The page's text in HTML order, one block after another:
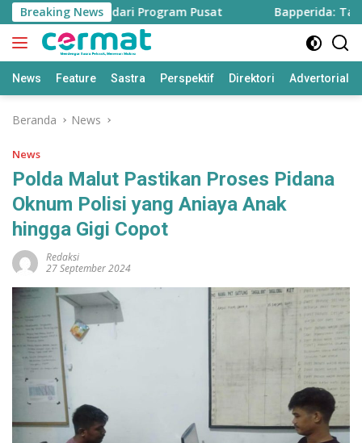
Langsung
ke
konten
Breaking News
Sawah dari Program Pusat Bapperida:
News Feature Sastra Perspektif Direktori Advertorial
Beranda News
News
Polda Malut Pastikan Proses Pidana
Oknum Polisi yang Aniaya Anak
hingga Gigi Copot
Redaksi
27 September 2024